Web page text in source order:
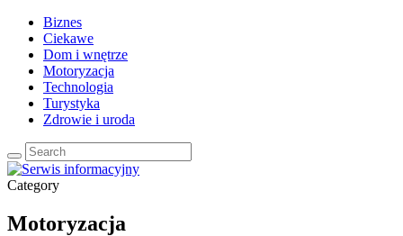
Biznes
Ciekawe
Dom i wnętrze
Motoryzacja
Technologia
Turystyka
Zdrowie i uroda
Category
Motoryzacja